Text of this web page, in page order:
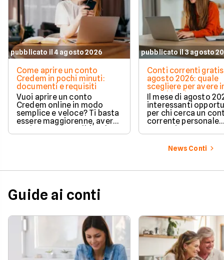
pubblicato il 4 agosto 2026
Come aprire un conto
Credem in pochi minuti:
documenti e requisiti
Vuoi aprire un conto
Credem online in modo
semplice e veloce? Ti basta
essere maggiorenne, avere
un documento valido o lo
SPID e preparare pochi dati
requisiti e i passaggi
pubblicato il 3 agosto
Conti correnti
agosto 2026: quale
scegliere per avere
e cashback?
Il mese di agosto
interessanti
per chi cerca un
corrente personale
conveniente e a
News Conti
Guide ai conti